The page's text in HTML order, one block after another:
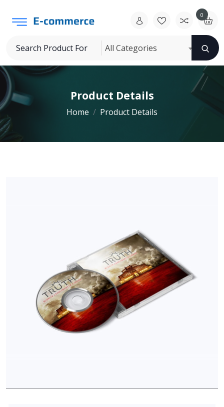
0
All Categories
Product Details
Home Product Details